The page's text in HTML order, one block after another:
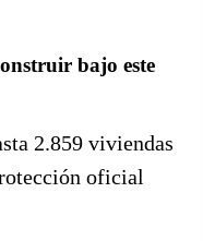
bajo este
2.859 viviendas
oficial